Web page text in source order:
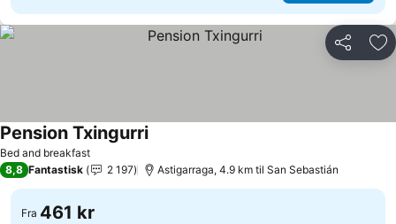
Del
Bed and breakfast
Pension TxingurriSe priser
8,8 Fantastisk 2 197 Astigarraga, 4.9 km til San Sebastián
Fra 461 kr